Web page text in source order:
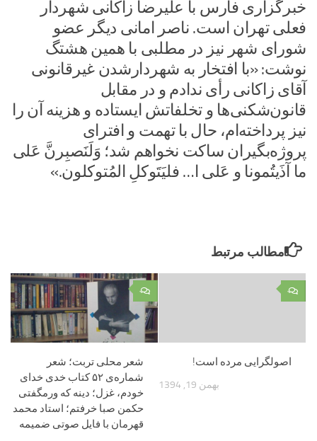
خبرگزاری فارس با علیرضا زاکانی شهردار
فعلی تهران است. ناصر امانی دیگر عضو
شورای شهر نیز در مطلبی با همین هشتگ
نوشت: «با افتخار به شهردارشدن غیرقانونی
آقای زاکانی رأی ندادم و در مقابل
قانون‌شکنی‌ها و تخلفاتش ایستاده و هزینه آن‌ را
نیز پرداخته‌ام، حال با تهمت و افترای
پروژه‌‌بگیران ساکت نخواهم شد؛ وَلَنَصبِرنَّ عَلی
ما آذَیتُمونا و عَلی ا… فلیَتَوکلِ المُتوکلون.»
مطالب مرتبط
۰
شعر محلی تربت؛ شعر
شماره‌ی ۵۲ کتاب خدی خدای
خودم، غزل؛ دینه که ورمگفتی
حکمن صبا خرفتم؛ استاد محمد
قهرمان با فایل صوتی ضمیمه
۰
اصولگرایی مرده است!
بهمن 19, 1394